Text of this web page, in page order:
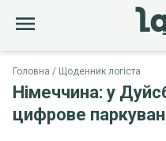
Головна Щоденник логіста
Німеччина: у
цифрове